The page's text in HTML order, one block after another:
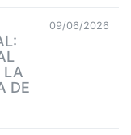
LA
DE
09/06/2026